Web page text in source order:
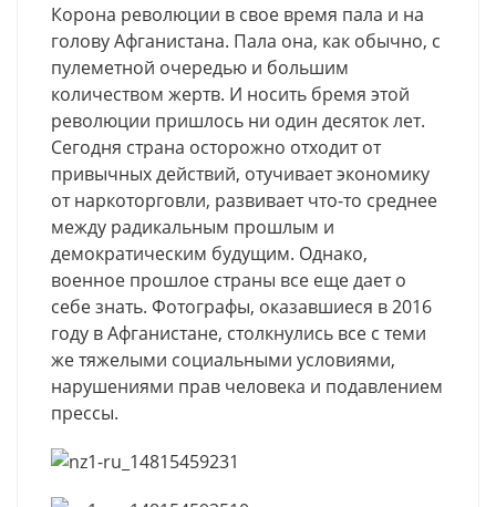
Корона революции в свое время пала и на
голову Афганистана. Пала она, как обычно, с
пулеметной очередью и большим
количеством жертв. И носить бремя этой
революции пришлось ни один десяток лет.
Сегодня страна осторожно отходит от
привычных действий, отучивает экономику
от наркоторговли, развивает что-то среднее
между радикальным прошлым и
демократическим будущим. Однако,
военное прошлое страны все еще дает о
себе знать. Фотографы, оказавшиеся в 2016
году в Афганистане, столкнулись все с теми
же тяжелыми социальными условиями,
нарушениями прав человека и подавлением
прессы.